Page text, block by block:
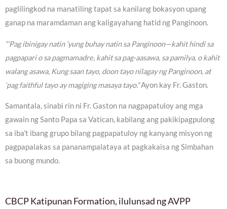
paglilingkod na manatiling tapat sa kanilang bokasyon upang
ganap na maramdaman ang kaligayahang hatid ng Panginoon.
“‘Pag ibinigay natin ‘yung buhay natin sa Panginoon—kahit hindi sa
pagpapari o sa pagmamadre, kahit sa pag-aasawa, sa pamilya, o kahit
walang asawa, Kung saan tayo, doon tayo nilagay ng Panginoon, at
‘pag faithful tayo ay magiging masaya tayo.”Ayon kay Fr. Gaston.
Samantala, sinabi rin ni Fr. Gaston na nagpapatuloy ang mga
gawain ng Santo Papa sa Vatican, kabilang ang pakikipagpulong
sa iba’t ibang grupo bilang pagpapatuloy ng kanyang misyon ng
pagpapalakas sa pananampalataya at pagkakaisa ng Simbahan
sa buong mundo.
CBCP Katipunan Formation, ilulunsad ng AVPP